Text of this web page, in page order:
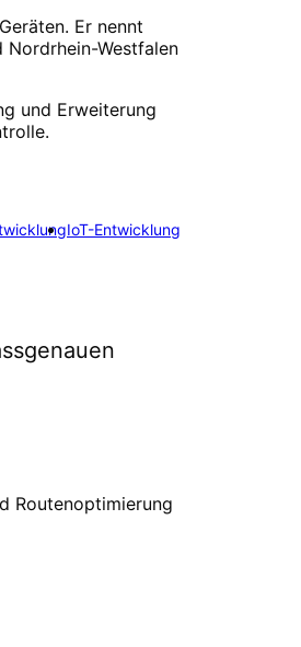
Er nennt
Nordrhein-Westfalen
und Erweiterung
IoT-Entwicklung
Routenoptimierung